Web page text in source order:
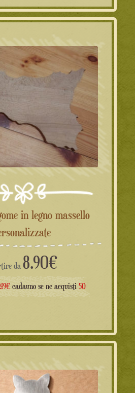
da8.90€
cadauno se ne acquisti 50